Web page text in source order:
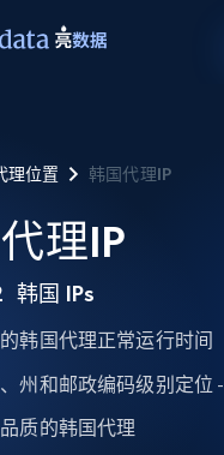
理位置 韩国代理IP
理IP
韩国 IPs
韩国代理正常运行时间
州和邮政编码级别定位 -
质的韩国代理